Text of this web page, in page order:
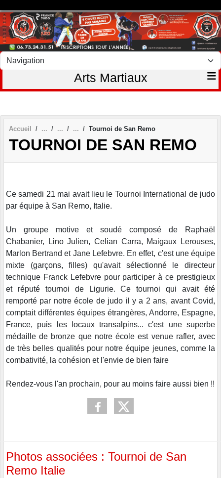
Arts Martiaux
Accueil Tournoi de San Remo
TOURNOI DE SAN REMO
Ce samedi 21 mai avait lieu le Tournoi International de judo
par équipe à San Remo, Italie.
Un groupe motive et soudé composé de Raphaël
Chabanier, Lino Julien, Celian Carra, Maigaux Lerouses,
Marlon Bertrand et Jane Lefebvre. En effet, c'est une équipe
mixte (garçons, filles) qu'avait sélectionné le directeur
technique Franck Lefebvre pour participer à ce prestigieux
et réputé tournoi de Ligurie. Ce tournoi qui avait été
remporté par notre école de judo il y a 2 ans, avant Covid,
comptait différentes équipes étrangères, Andorre, Espagne,
France, puis les locaux transalpins... c'est une superbe
médaille de bronze que notre école est venue rafler, avec
de très belles qualités pour notre équipe jeunes, comme la
combativité, la cohésion et l'envie de bien faire
Rendez-vous l'an prochain, pour au moins faire aussi bien !!
Photos associées : Tournoi de San
Remo Italie